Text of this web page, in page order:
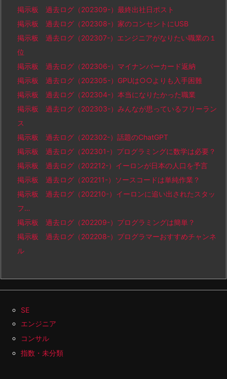
掲示板 過去ログ（202309-）最終出社日ポスト
掲示板 過去ログ（202308-）家のコンセントにUSB
掲示板 過去ログ（202307-）エンジニアがなりたい職業の１
位
掲示板 過去ログ（202306-）マイナンバーカード返納
掲示板 過去ログ（202305-）GPUは○○よりも入手困難
掲示板 過去ログ（202304-）本当になりたかった職業
掲示板 過去ログ（202303-）みんなが思っているフリーラン
ス
掲示板 過去ログ（202302-）話題のChatGPT
掲示板 過去ログ（202301-）プログラミングに数学は必要？
掲示板 過去ログ（202212-）イーロンが日本の人口を予言
掲示板 過去ログ（202211-）ソースコードは単純作業？
掲示板 過去ログ（202210-）イーロンに追い出されたスタッ
フ…
掲示板 過去ログ（202209-）プログラミングは簡単？
掲示板 過去ログ（202208-）プログラマーおすすめチャンネ
ル
SE
エンジニア
コンサル
指数・未分類